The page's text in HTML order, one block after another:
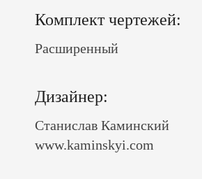
Комплект чертежей:
Расширенный
Дизайнер:
Станислав Каминский
www.kaminskyi.com